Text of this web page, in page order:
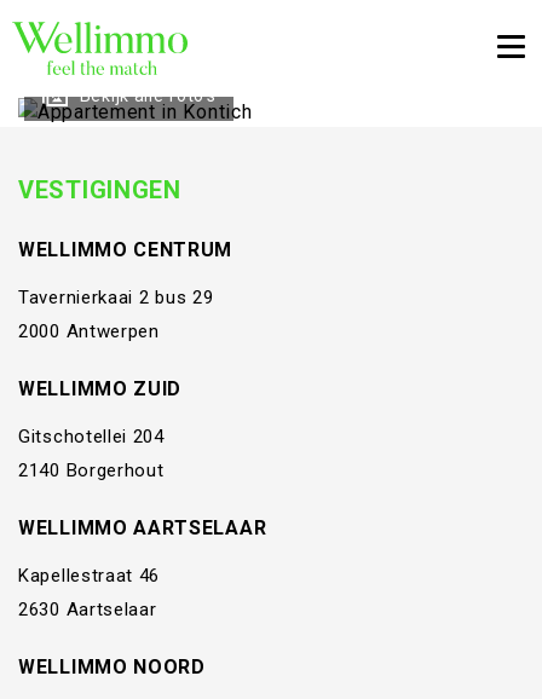
Bekijk alle foto's
VESTIGINGEN
WELLIMMO CENTRUM
Tavernierkaai 2 bus 29
2000 Antwerpen
WELLIMMO ZUID
Gitschotellei 204
2140 Borgerhout
WELLIMMO AARTSELAAR
Kapellestraat 46
2630 Aartselaar
WELLIMMO NOORD